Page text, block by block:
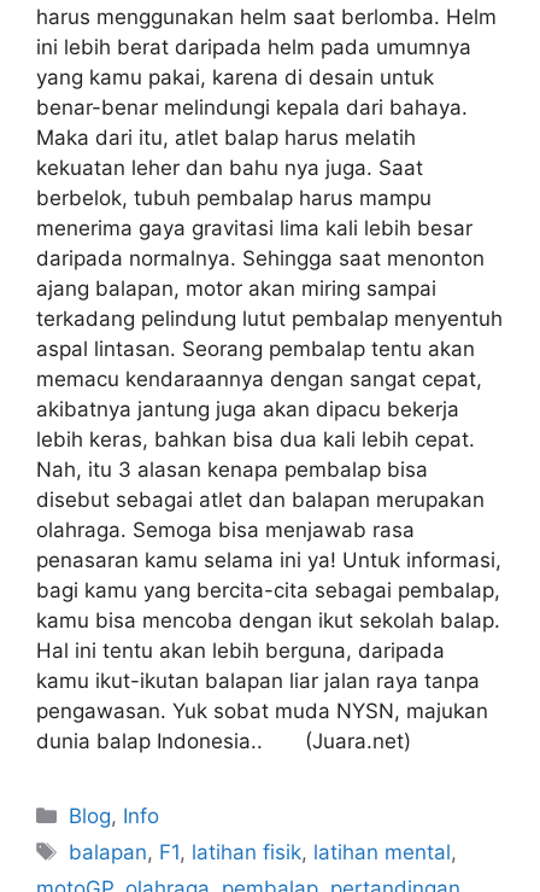
harus menggunakan helm saat berlomba. Helm
ini lebih berat daripada helm pada umumnya
yang kamu pakai, karena di desain untuk
benar-benar melindungi kepala dari bahaya.
Maka dari itu, atlet balap harus melatih
kekuatan leher dan bahu nya juga. Saat
berbelok, tubuh pembalap harus mampu
menerima gaya gravitasi lima kali lebih besar
daripada normalnya. Sehingga saat menonton
ajang balapan, motor akan miring sampai
terkadang pelindung lutut pembalap menyentuh
aspal lintasan. Seorang pembalap tentu akan
memacu kendaraannya dengan sangat cepat,
akibatnya jantung juga akan dipacu bekerja
lebih keras, bahkan bisa dua kali lebih cepat.
Nah, itu 3 alasan kenapa pembalap bisa
disebut sebagai atlet dan balapan merupakan
olahraga. Semoga bisa menjawab rasa
penasaran kamu selama ini ya! Untuk informasi,
bagi kamu yang bercita-cita sebagai pembalap,
kamu bisa mencoba dengan ikut sekolah balap.
Hal ini tentu akan lebih berguna, daripada
kamu ikut-ikutan balapan liar jalan raya tanpa
pengawasan. Yuk sobat muda NYSN, majukan
dunia balap Indonesia.. (Juara.net)
Blog, Info
balapan, F1, latihan fisik, latihan mental,